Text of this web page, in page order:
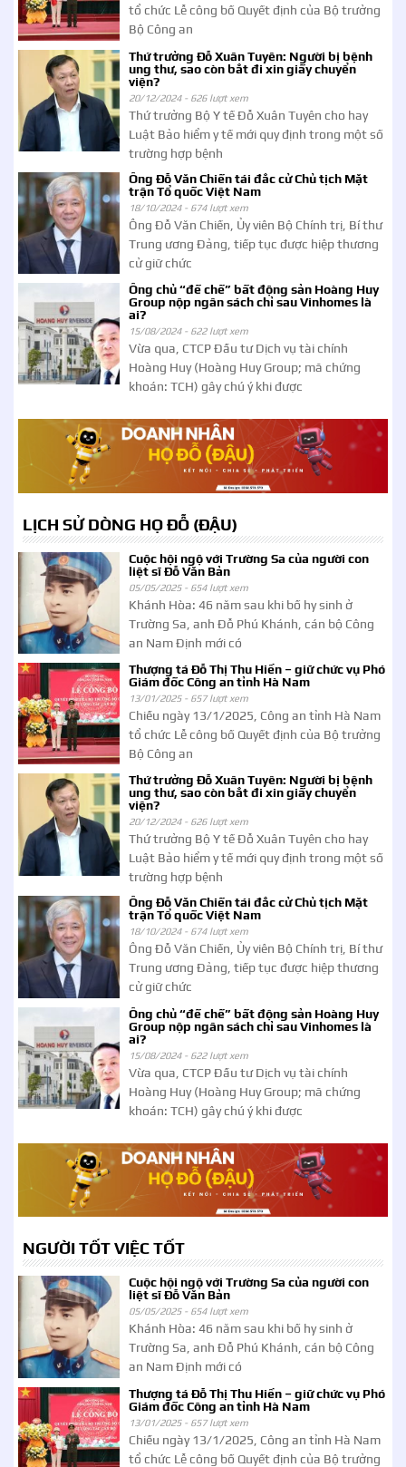
tổ chức Lễ công bố Quyết định của Bộ trưởng
Bộ Công an
Thứ trưởng Đỗ Xuân Tuyên: Người bị bệnh
ung thư, sao còn bắt đi xin giấy chuyển
viện?
20/12/2024 - 626 lượt xem
Thứ trưởng Bộ Y tế Đỗ Xuân Tuyên cho hay
Luật Bảo hiểm y tế mới quy định trong một số
trường hợp bệnh
Ông Đỗ Văn Chiến tái đắc cử Chủ tịch Mặt
trận Tổ quốc Việt Nam
18/10/2024 - 674 lượt xem
Ông Đỗ Văn Chiến, Ủy viên Bộ Chính trị, Bí thư
Trung ương Đảng, tiếp tục được hiệp thương
cử giữ chức
Ông chủ “đế chế” bất động sản Hoàng Huy
Group nộp ngân sách chỉ sau Vinhomes là
ai?
15/08/2024 - 622 lượt xem
Vừa qua, CTCP Đầu tư Dịch vụ tài chính
Hoàng Huy (Hoàng Huy Group; mã chứng
khoán: TCH) gây chú ý khi được
LỊCH SỬ DÒNG HỌ ĐỖ (ĐẬU)
Cuộc hội ngộ với Trường Sa của người con
liệt sĩ Đỗ Văn Bản
05/05/2025 - 654 lượt xem
Khánh Hòa: 46 năm sau khi bố hy sinh ở
Trường Sa, anh Đỗ Phú Khánh, cán bộ Công
an Nam Định mới có
Thượng tá Đỗ Thị Thu Hiền – giữ chức vụ Phó
Giám đốc Công an tỉnh Hà Nam
13/01/2025 - 657 lượt xem
Chiều ngày 13/1/2025, Công an tỉnh Hà Nam
tổ chức Lễ công bố Quyết định của Bộ trưởng
Bộ Công an
Thứ trưởng Đỗ Xuân Tuyên: Người bị bệnh
ung thư, sao còn bắt đi xin giấy chuyển
viện?
20/12/2024 - 626 lượt xem
Thứ trưởng Bộ Y tế Đỗ Xuân Tuyên cho hay
Luật Bảo hiểm y tế mới quy định trong một số
trường hợp bệnh
Ông Đỗ Văn Chiến tái đắc cử Chủ tịch Mặt
trận Tổ quốc Việt Nam
18/10/2024 - 674 lượt xem
Ông Đỗ Văn Chiến, Ủy viên Bộ Chính trị, Bí thư
Trung ương Đảng, tiếp tục được hiệp thương
cử giữ chức
Ông chủ “đế chế” bất động sản Hoàng Huy
Group nộp ngân sách chỉ sau Vinhomes là
ai?
15/08/2024 - 622 lượt xem
Vừa qua, CTCP Đầu tư Dịch vụ tài chính
Hoàng Huy (Hoàng Huy Group; mã chứng
khoán: TCH) gây chú ý khi được
NGƯỜI TỐT VIỆC TỐT
Cuộc hội ngộ với Trường Sa của người con
liệt sĩ Đỗ Văn Bản
05/05/2025 - 654 lượt xem
Khánh Hòa: 46 năm sau khi bố hy sinh ở
Trường Sa, anh Đỗ Phú Khánh, cán bộ Công
an Nam Định mới có
Thượng tá Đỗ Thị Thu Hiền – giữ chức vụ Phó
Giám đốc Công an tỉnh Hà Nam
13/01/2025 - 657 lượt xem
Chiều ngày 13/1/2025, Công an tỉnh Hà Nam
tổ chức Lễ công bố Quyết định của Bộ trưởng